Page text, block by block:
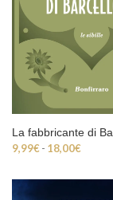
9,99€- 18,00€